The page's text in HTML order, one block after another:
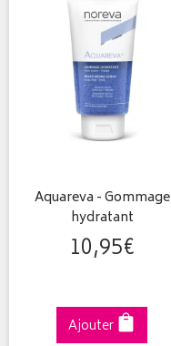
Aquareva - Gommage
hydratant
10,95€
Ajouter